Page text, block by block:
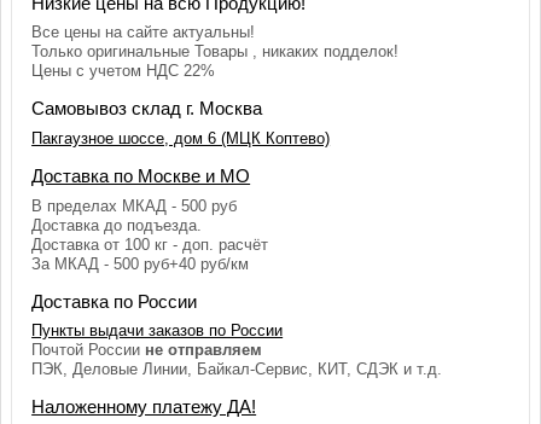
Все цены на сайте актуальны!
Только оригинальные Товары , никаких подделок!
Цены с учетом НДС 22%
Самовывоз склад г. Москва
Пакгаузное шоссе, дом 6 (МЦК Коптево)
Доставка по Москве и МО
В пределах МКАД - 500 руб
Доставка до подъезда.
Доставка от 100 кг - доп. расчёт
За МКАД - 500 руб+40 руб/км
Доставка по России
Пункты выдачи заказов по России
Почтой России не отправляем
ПЭК, Деловые Линии, Байкал-Сервис, КИТ, СДЭК и т.д.
Наложенному платежу ДА!